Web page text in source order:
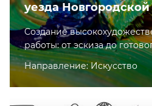
уезда
Cоздание
работы: от эскиза до
Направление: Искусство